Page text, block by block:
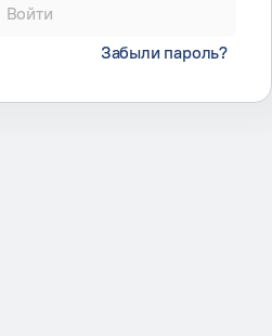
Войти
Забыли пароль?